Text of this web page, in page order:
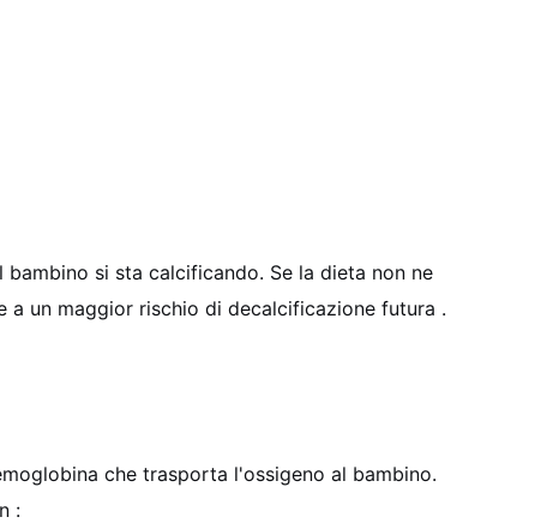
si sta calcificando. Se la dieta non ne
a un maggior rischio di decalcificazione futura .
che trasporta l'ossigeno al bambino.
: